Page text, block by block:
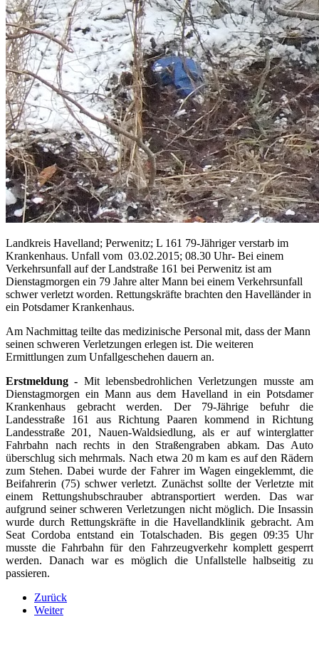
Landkreis Havelland; Perwenitz; L 161 79-Jähriger verstarb im
Krankenhaus. Unfall vom 03.02.2015; 08.30 Uhr- Bei einem
Verkehrsunfall auf der Landstraße 161 bei Perwenitz ist am
Dienstagmorgen ein 79 Jahre alter Mann bei einem Verkehrsunfall
schwer verletzt worden. Rettungskräfte brachten den Havelländer in
ein Potsdamer Krankenhaus.
Am Nachmittag teilte das medizinische Personal mit, dass der Mann
seinen schweren Verletzungen erlegen ist. Die weiteren
Ermittlungen zum Unfallgeschehen dauern an.
Erstmeldung - Mit lebensbedrohlichen Verletzungen musste am
Dienstagmorgen ein Mann aus dem Havelland in ein Potsdamer
Krankenhaus gebracht werden. Der 79-Jährige befuhr die
Landesstraße 161 aus Richtung Paaren kommend in Richtung
Landesstraße 201, Nauen-Waldsiedlung, als er auf winterglatter
Fahrbahn nach rechts in den Straßengraben abkam. Das Auto
überschlug sich mehrmals. Nach etwa 20 m kam es auf den Rädern
zum Stehen. Dabei wurde der Fahrer im Wagen eingeklemmt, die
Beifahrerin (75) schwer verletzt. Zunächst sollte der Verletzte mit
einem Rettungshubschrauber abtransportiert werden. Das war
aufgrund seiner schweren Verletzungen nicht möglich. Die Insassin
wurde durch Rettungskräfte in die Havellandklinik gebracht. Am
Seat Cordoba entstand ein Totalschaden. Bis gegen 09:35 Uhr
musste die Fahrbahn für den Fahrzeugverkehr komplett gesperrt
werden. Danach war es möglich die Unfallstelle halbseitig zu
passieren.
Zurück
Weiter